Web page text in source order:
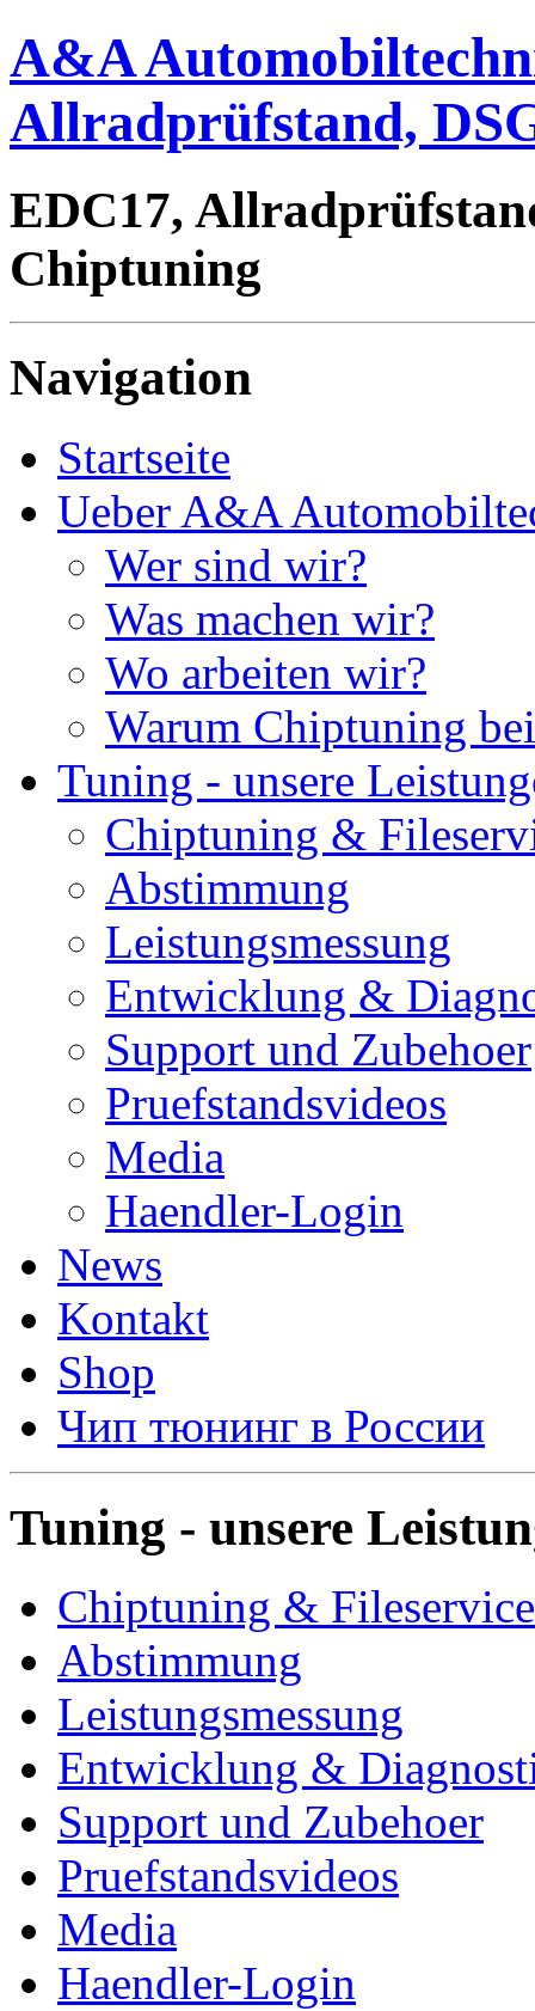
A&A
Allradprüfstand,
EDC17,
Chiptuning
Navigation
Startseite
Ueber A&A
Wer sind wir?
Was machen wir?
Wo arbeiten wir?
Warum Chiptuning
Tuning - unsere
Chiptuning &
Abstimmung
Leistungsmessung
Entwicklung &
Support und Zubehoer
Pruefstandsvideos
Media
Haendler-Login
News
Kontakt
Shop
Чип тюнинг в России
Tuning - unsere
Chiptuning & Fileservice
Abstimmung
Leistungsmessung
Entwicklung &
Support und Zubehoer
Pruefstandsvideos
Media
Haendler-Login